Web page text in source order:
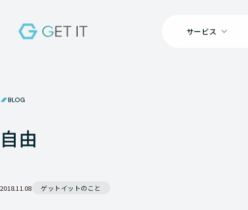
サービス
BLOG
自由
2018.11.08 ゲットイットのこと